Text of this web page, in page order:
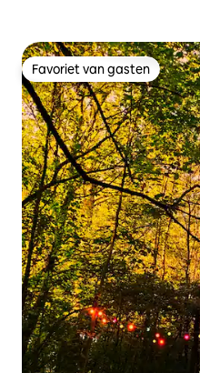
Favoriet van gasten
Favoriet van gasten